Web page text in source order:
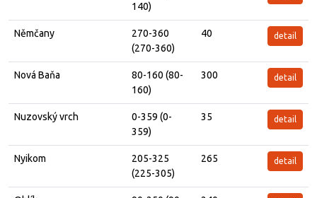
140)
Němčany
270-360
(270-360)
40 detail
Nová Baňa
80-160 (80-
160)
300 detail
Nuzovský vrch
0-359 (0-
359)
35 detail
Nyikom
205-325
(225-305)
265 detail